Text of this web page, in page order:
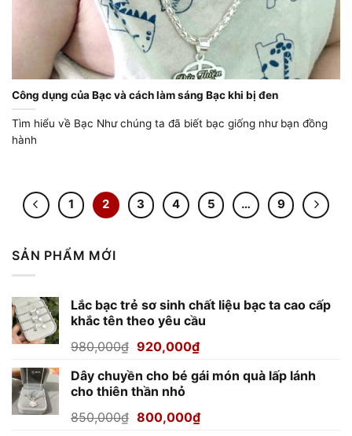
Công dụng của Bạc và cách làm sáng Bạc khi bị đen
Tìm hiểu về Bạc Như chúng ta đã biết bạc giống như bạn đồng
hành
1 2 3 4 5 … 9
SẢN PHẨM MỚI
Lắc bạc trẻ sơ sinh chất liệu bạc ta cao cấp
khắc tên theo yêu cầu
980,000₫ Giá
là:
980,000₫.
920,000₫Giá
tại
920,000₫.
Dây chuyền cho bé gái món quà lấp lánh
cho thiên thần nhỏ
850,000₫ Giá
800,000₫Giá